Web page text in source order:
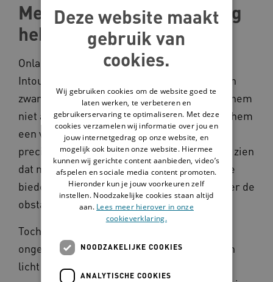
Mensen met een beperking
hebben veel te bieden
Onlangs keek ik met collega’s de film
Intouchables. Daarin wordt een man met een
zware beperking verzorgd door iemand die hem
niet als slachtoffer behandelt en dat is voor hem
een verademing. Dat raakte me, want dat is
precies waar we bij de LFB voor staan: laten zien
dat mensen met een beperking veel meer te
bieden hebben dan vaak wordt gezien, zonder de
obstakels te negeren.
Toch merken we in de praktijk vaak nog
ongemak tussen mensen met en zonder een
licht verstandelijke beperking (LVB). Dat is
Deze website maakt
gebruik van
cookies.
Wij gebruiken cookies om de website goed te
laten werken, te verbeteren en
gebruikerservaring te optimaliseren. Met deze
cookies verzamelen wij informatie over jou en
jouw internetgedrag op onze website, en
mogelijk ook buiten onze website. Hiermee
kunnen wij gerichte content aanbieden, video’s
afspelen en sociale media content promoten.
Hieronder kun je jouw voorkeuren zelf
instellen. Noodzakelijke cookies staan altijd
aan. Lees meer hierover in onze
cookieverklaring.
NOODZAKELIJKE COOKIES
ANALYTISCHE COOKIES